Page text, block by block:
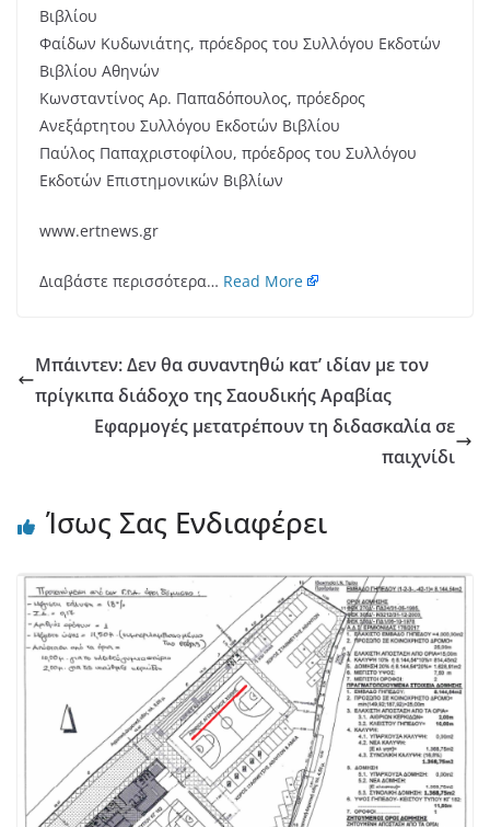
Βιβλίου
Φαίδων Κυδωνιάτης, πρόεδρος του Συλλόγου Εκδοτών
Βιβλίου Αθηνών
Κωνσταντίνος Αρ. Παπαδόπουλος, πρόεδρος
Ανεξάρτητου Συλλόγου Εκδοτών Βιβλίου
Παύλος Παπαχριστοφίλου, πρόεδρος του Συλλόγου
Εκδοτών Επιστημονικών Βιβλίων
www.ertnews.gr
Διαβάστε περισσότερα… Read More
Μπάιντεν: Δεν θα συναντηθώ κατ’ ιδίαν με τον
πρίγκιπα διάδοχο της Σαουδικής Αραβίας
Εφαρμογές μετατρέπουν τη διδασκαλία σε
παιχνίδι
Ίσως Σας Ενδιαφέρει